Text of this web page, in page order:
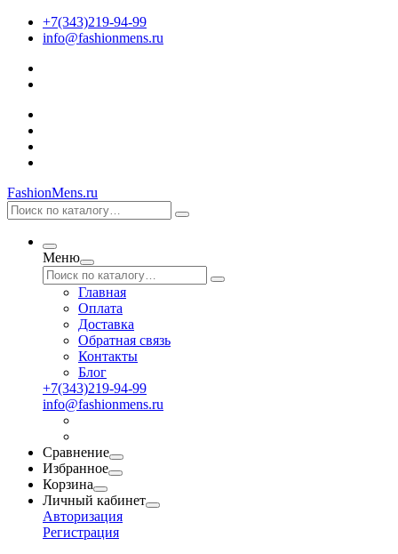
+7(343)219-94-99
info@fashionmens.ru
FashionMens.ru
Меню
Главная
Оплата
Доставка
Обратная связь
Контакты
Блог
+7(343)219-94-99
info@fashionmens.ru
Сравнение
Избранное
Корзина
Личный кабинет
Авторизация
Регистрация